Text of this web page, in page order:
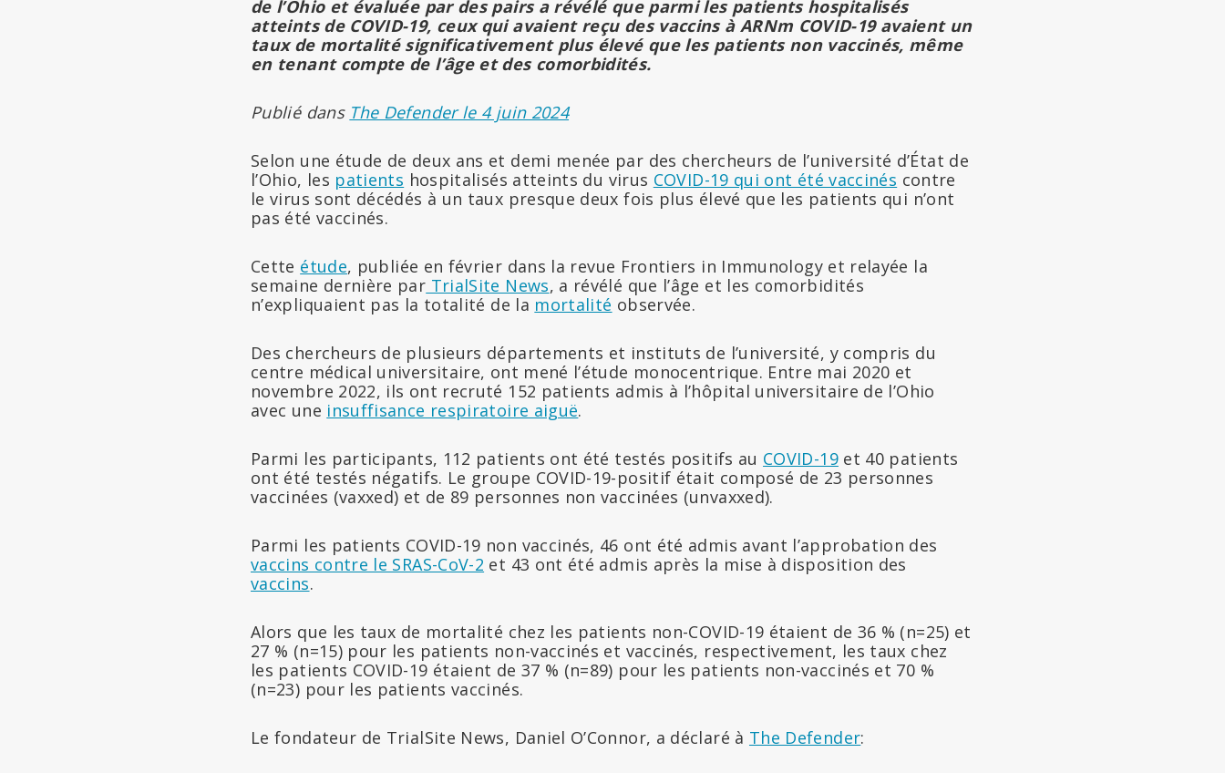
de l’Ohio et évaluée par des pairs a révélé que parmi les patients hospitalisés
atteints de COVID-19, ceux qui avaient reçu des vaccins à ARNm COVID-19 avaient un
taux de mortalité significativement plus élevé que les patients non vaccinés, même
en tenant compte de l’âge et des comorbidités.
Publié dans The Defender le 4 juin 2024
Selon une étude de deux ans et demi menée par des chercheurs de l’université d’État de
l’Ohio, les patients hospitalisés atteints du virus COVID-19 qui ont été vaccinés contre
le virus sont décédés à un taux presque deux fois plus élevé que les patients qui n’ont
pas été vaccinés.
Cette étude, publiée en février dans la revue Frontiers in Immunology et relayée la
semaine dernière par TrialSite News, a révélé que l’âge et les comorbidités
n’expliquaient pas la totalité de la mortalité observée.
Des chercheurs de plusieurs départements et instituts de l’université, y compris du
centre médical universitaire, ont mené l’étude monocentrique. Entre mai 2020 et
novembre 2022, ils ont recruté 152 patients admis à l’hôpital universitaire de l’Ohio
avec une insuffisance respiratoire aiguë.
Parmi les participants, 112 patients ont été testés positifs au COVID-19et 40 patients
ont été testés négatifs. Le groupe COVID-19-positif était composé de 23 personnes
vaccinées (vaxxed) et de 89 personnes non vaccinées (unvaxxed).
Parmi les patients COVID-19 non vaccinés, 46 ont été admis avant l’approbation des
vaccins contre le SRAS-CoV-2 et 43 ont été admis après la mise à disposition des
vaccins.
Alors que les taux de mortalité chez les patients non-COVID-19 étaient de 36 % (n=25) et
27 % (n=15) pour les patients non-vaccinés et vaccinés, respectivement, les taux chez
les patients COVID-19 étaient de 37 % (n=89) pour les patients non-vaccinés et 70 %
(n=23) pour les patients vaccinés.
Le fondateur de TrialSite News, Daniel O’Connor, a déclaré à The Defender: